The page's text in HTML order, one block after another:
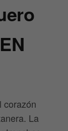
corazón
La